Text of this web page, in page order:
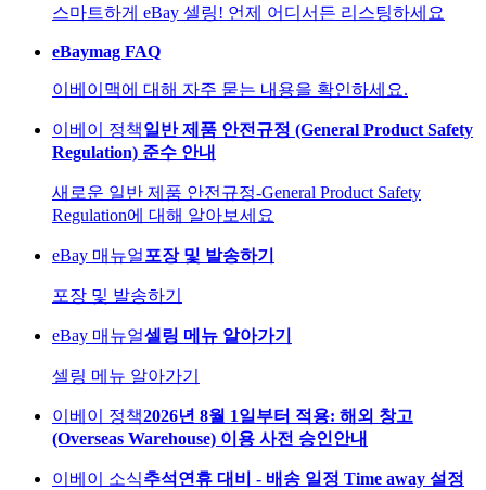
스마트하게 eBay 셀링! 언제 어디서든 리스팅하세요
eBaymag FAQ
이베이맥에 대해 자주 묻는 내용을 확인하세요.
이베이 정책일반 제품 안전규정 (General Product Safety
Regulation) 준수 안내
새로운 일반 제품 안전규정-General Product Safety
Regulation에 대해 알아보세요
eBay 매뉴얼포장 및 발송하기
포장 및 발송하기
eBay 매뉴얼셀링 메뉴 알아가기
셀링 메뉴 알아가기
이베이 정책2026년 8월 1일부터 적용: 해외 창고
(Overseas Warehouse) 이용 사전 승인안내
이베이 소식추석연휴 대비 - 배송 일정 Time away 설정